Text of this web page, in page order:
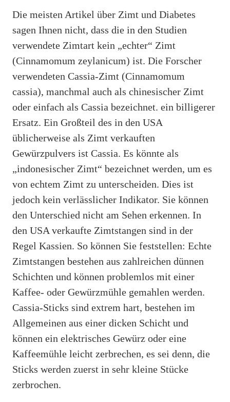
Die meisten Artikel über Zimt und Diabetes
sagen Ihnen nicht, dass die in den Studien
verwendete Zimtart kein „echter“ Zimt
(Cinnamomum zeylanicum) ist. Die Forscher
verwendeten Cassia-Zimt (Cinnamomum
cassia), manchmal auch als chinesischer Zimt
oder einfach als Cassia bezeichnet. ein billigerer
Ersatz. Ein Großteil des in den USA
üblicherweise als Zimt verkauften
Gewürzpulvers ist Cassia. Es könnte als
„indonesischer Zimt“ bezeichnet werden, um es
von echtem Zimt zu unterscheiden. Dies ist
jedoch kein verlässlicher Indikator. Sie können
den Unterschied nicht am Sehen erkennen. In
den USA verkaufte Zimtstangen sind in der
Regel Kassien. So können Sie feststellen: Echte
Zimtstangen bestehen aus zahlreichen dünnen
Schichten und können problemlos mit einer
Kaffee- oder Gewürzmühle gemahlen werden.
Cassia-Sticks sind extrem hart, bestehen im
Allgemeinen aus einer dicken Schicht und
können ein elektrisches Gewürz oder eine
Kaffeemühle leicht zerbrechen, es sei denn, die
Sticks werden zuerst in sehr kleine Stücke
zerbrochen.